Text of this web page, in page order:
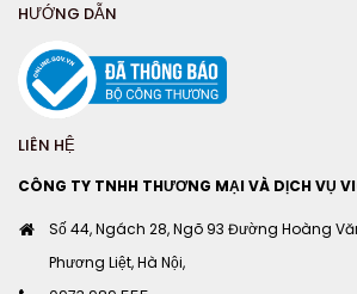
HƯỚNG DẪN
LIÊN HỆ
CÔNG TY TNHH THƯƠNG MẠI VÀ DỊCH VỤ
Số 44, Ngách 28, Ngõ 93 Đường Hoàng
Phương Liệt, Hà Nội,